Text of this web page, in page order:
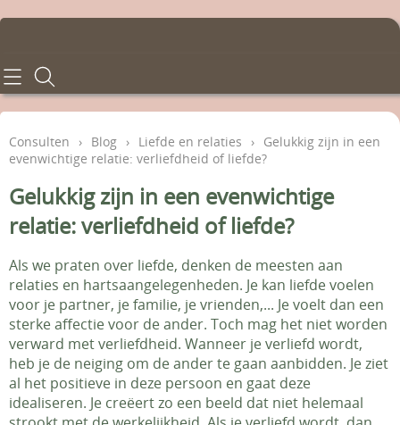
Home
Behandelingen
Tarieven
Contact - Afspraken
Gastenboek
Consulten › Blog › Liefde en relaties › Gelukkig zijn in een
evenwichtige relatie: verliefdheid of liefde?
Gelukkig zijn in een evenwichtige
relatie: verliefdheid of liefde?
Als we praten over liefde, denken de meesten aan
relaties en hartsaangelegenheden. Je kan liefde voelen
voor je partner, je familie, je vrienden,... Je voelt dan een
sterke affectie voor de ander. Toch mag het niet worden
verward met verliefdheid. Wanneer je verliefd wordt,
heb je de neiging om de ander te gaan aanbidden. Je ziet
al het positieve in deze persoon en gaat deze
idealiseren. Je creëert zo een beeld dat niet helemaal